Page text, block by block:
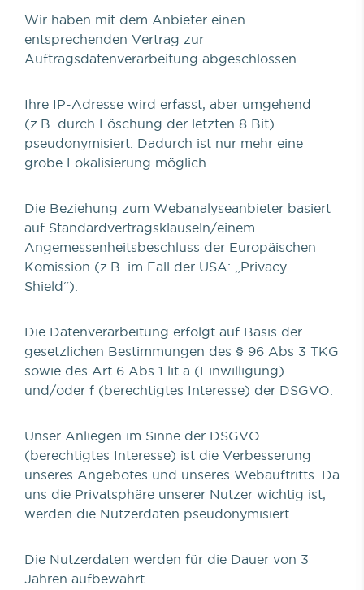
Wir haben mit dem Anbieter einen
entsprechenden Vertrag zur
Auftragsdatenverarbeitung abgeschlossen.
Ihre IP-Adresse wird erfasst, aber umgehend
(z.B. durch Löschung der letzten 8 Bit)
pseudonymisiert. Dadurch ist nur mehr eine
grobe Lokalisierung möglich.
Die Beziehung zum Webanalyseanbieter basiert
auf Standardvertragsklauseln/einem
Angemessenheitsbeschluss der Europäischen
Komission (z.B. im Fall der USA: „Privacy
Shield“).
Die Datenverarbeitung erfolgt auf Basis der
gesetzlichen Bestimmungen des § 96 Abs 3 TKG
sowie des Art 6 Abs 1 lit a (Einwilligung)
und/oder f (berechtigtes Interesse) der DSGVO.
Unser Anliegen im Sinne der DSGVO
(berechtigtes Interesse) ist die Verbesserung
unseres Angebotes und unseres Webauftritts. Da
uns die Privatsphäre unserer Nutzer wichtig ist,
werden die Nutzerdaten pseudonymisiert.
Die Nutzerdaten werden für die Dauer von 3
Jahren aufbewahrt.